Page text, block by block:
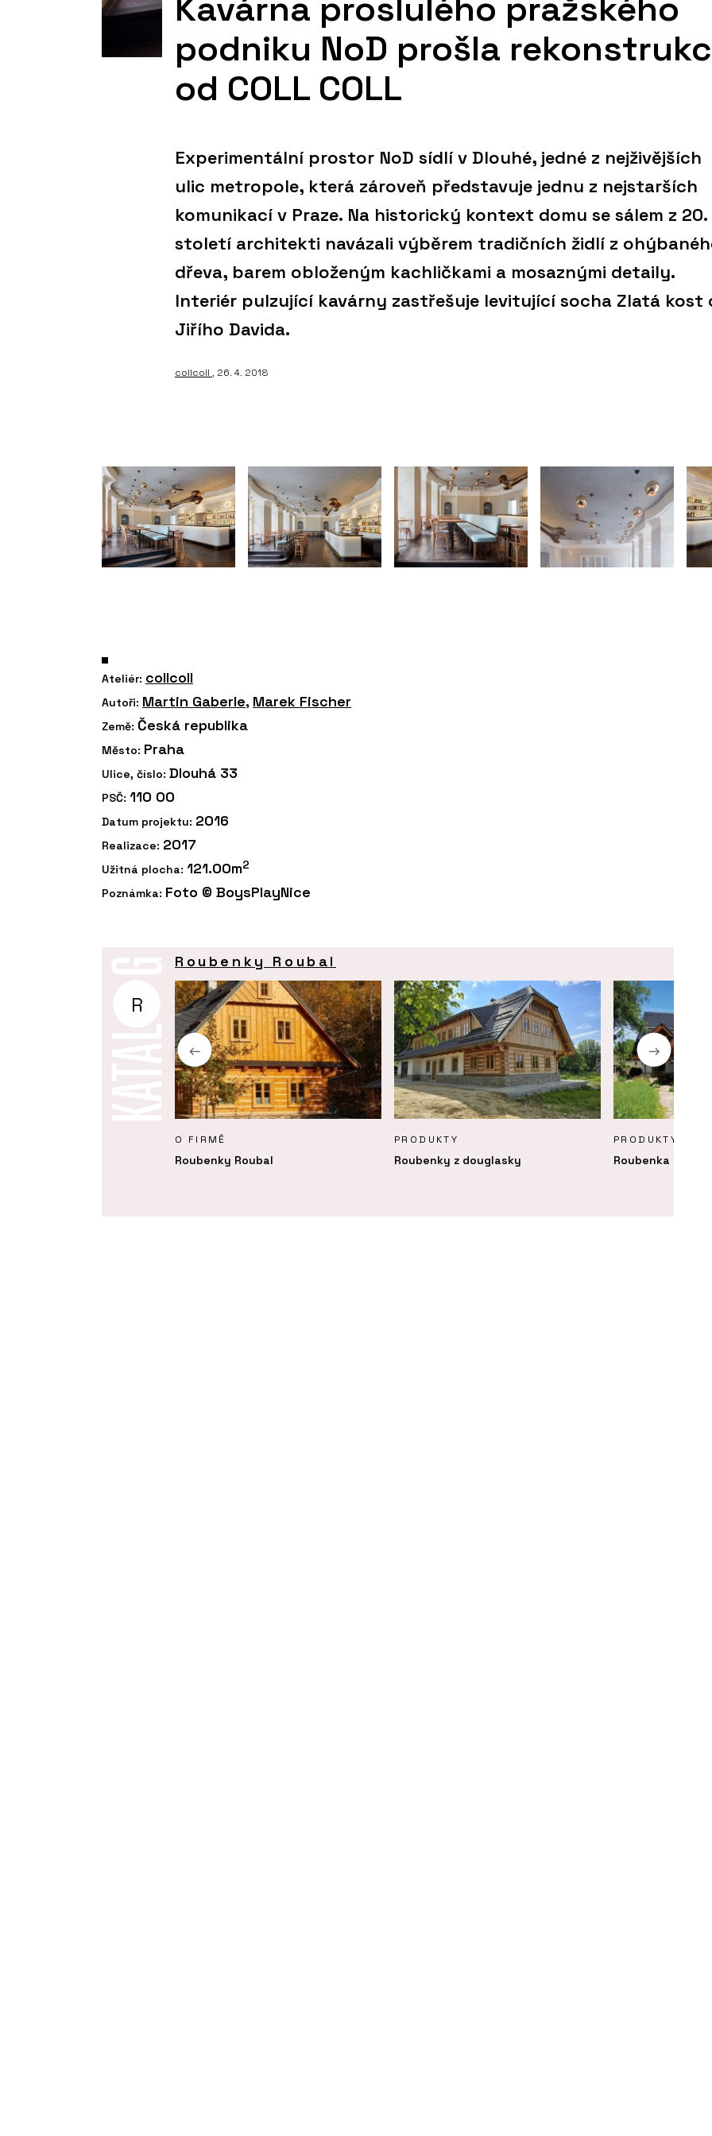
Kavárna proslulého pražského
podniku NoD prošla
od COLL COLL
Experimentální prostor NoD sídlí v Dlouhé, jedné z nejživějších
ulic metropole, která zároveň představuje jednu z nejstarších
komunikací v Praze. Na historický kontext domu se sálem z 20.
století architekti navázali výběrem tradičních židlí z
dřeva, barem obloženým kachličkami a mosaznými detaily.
Interiér pulzující kavárny zastřešuje levitující socha Zlatá kost
Jiřího Davida.
collcoll , 26. 4. 2018
Ateliér: collcoll
Autoři: Martin Gaberle, Marek Fischer
Země: Česká republika
Město: Praha
Ulice, číslo: Dlouhá 33
PSČ: 110 00
Datum projektu: 2016
Realizace: 2017
Užitná plocha: 121.00m2
Poznámka: Foto © BoysPlayNice
R
Roubenky Roubal
O FIRMĚ
Roubenky Roubal
PRODUKTY
Roubenky z douglasky
PRODUKTY
Roubenka